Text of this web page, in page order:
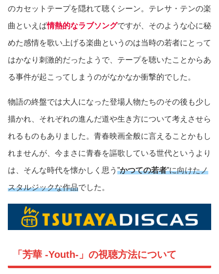
のカセットテープを隠れて聴くシーン。テレサ・テンの楽
曲といえば情熱的なラブソングですが、そのような心に秘
めた感情を歌い上げる楽曲というのは当時の若者にとって
はかなり刺激的だったようで、テープを聴いたことからあ
る事件が起こってしまうのがなかなか衝撃的でした。
物語の終盤では大人になった登場人物たちのその後も少し
描かれ、それぞれの進んだ道や生き方について考えさせら
れるものもありました。青春映画全般に言えることかもし
れませんが、今まさに青春を謳歌している世代というより
は、そんな時代を懐かしく思う ”かつての若者”に向けたノ
スタルジックな作品でした。
「芳華 -Youth-」の視聴方法について